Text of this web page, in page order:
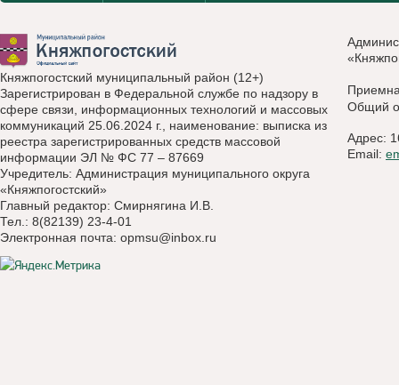
Княжпогостский муниципальный район (12+)
Зарегистрирован в Федеральной службе по надзору в
сфере связи, информационных технологий и массовых
коммуникаций 25.06.2024 г., наименование: выписка из
реестра зарегистрированных средств массовой
информации ЭЛ № ФС 77 – 87669
Учредитель: Администрация муниципального округа
«Княжпогостский»
Главный редактор: Смирнягина И.В.
Тел.: 8(82139) 23-4-01
Электронная почта: opmsu@inbox.ru
Общий
Адрес:
Email: